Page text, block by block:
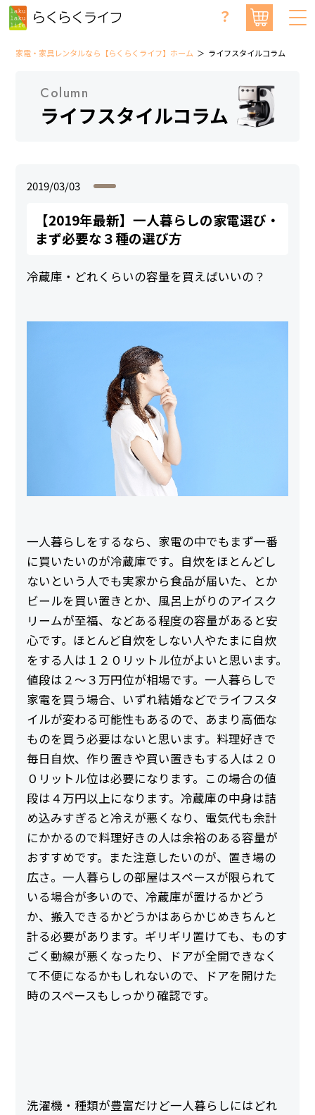
？
家電・家具レンタルなら【らくらくライフ】ホーム ライフスタイルコラム
Column
ライフスタイルコラム
2019/03/03
【2019年最新】一人暮らしの家電選び・
まず必要な３種の選び方
冷蔵庫・どれくらいの容量を買えばいいの？
一人暮らしをするなら、家電の中でもまず一番
に買いたいのが冷蔵庫です。自炊をほとんどし
ないという人でも実家から食品が届いた、とか
ビールを買い置きとか、風呂上がりのアイスク
リームが至福、などある程度の容量があると安
心です。ほとんど自炊をしない人やたまに自炊
をする人は１２０リットル位がよいと思います。
値段は２～３万円位が相場です。一人暮らしで
家電を買う場合、いずれ結婚などでライフスタ
イルが変わる可能性もあるので、あまり高価な
ものを買う必要はないと思います。料理好きで
毎日自炊、作り置きや買い置きもする人は２０
０リットル位は必要になります。この場合の値
段は４万円以上になります。冷蔵庫の中身は詰
め込みすぎると冷えが悪くなり、電気代も余計
にかかるので料理好きの人は余裕のある容量が
おすすめです。また注意したいのが、置き場の
広さ。一人暮らしの部屋はスペースが限られて
いる場合が多いので、冷蔵庫が置けるかどう
か、搬入できるかどうかはあらかじめきちんと
計る必要があります。ギリギリ置けても、ものす
ごく動線が悪くなったり、ドアが全開できなく
て不便になるかもしれないので、ドアを開けた
時のスペースもしっかり確認です。
洗濯機・種類が豊富だけど一人暮らしにはどれ